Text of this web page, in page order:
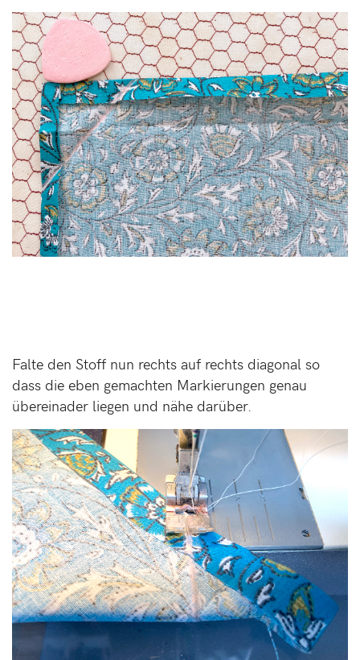
Falte den Stoff nun rechts auf rechts diagonal so
dass die eben gemachten Markierungen genau
übereinader liegen und nähe darüber.